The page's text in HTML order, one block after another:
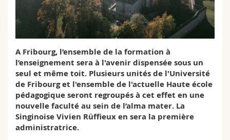
Sciences et médecine
Interfacultaire
Collaborateurs
Doctorants
Webmail
Programme des cours
MyUnifr
A Fribourg, l’ensemble de la formation à
l’enseignement sera à l'avenir dispensée sous un
seul et même toit. Plusieurs unités de l'Université
de Fribourg et l'ensemble de l'actuelle Haute école
pédagogique seront regroupés à cet effet en une
nouvelle faculté au sein de l’alma mater. La
Singinoise Vivien Rüffieux en sera la première
administratrice.